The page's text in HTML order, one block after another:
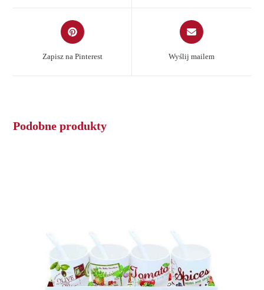
Opens
in
Zapisz na Pinterest
Opens
in
new
Wyślij mailem
Podobne produkty